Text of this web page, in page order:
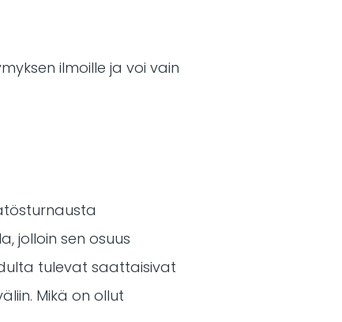
ilmoille ja voi vain
jolloin sen osuus
tulevat saattaisivat
Mikä on ollut